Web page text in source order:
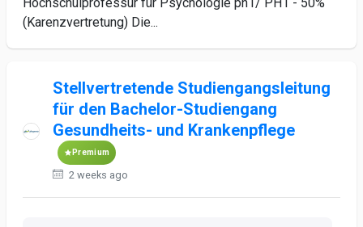
(Karenzvertretung) Die...
Stellvertretende Studiengangsleitung
für den Bachelor-Studiengang
Gesundheits- und Krankenpflege
Premium
2 weeks ago